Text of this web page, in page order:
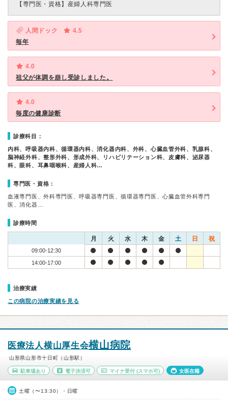
【専門医・資格】 産婦人科専門医
人間ドック
4.5
毎年
4.0
祖父が体調を崩し受診しました。
4.0
毎度の健康診断
診療科目：
内科、呼吸器内科、循環器内科、消化器内科、外科、心臓血管外科、乳腺科、
脳神経外科、整形外科、形成外科、リハビリテーション科、皮膚科、泌尿器
科、眼科、耳鼻咽喉科、産婦人科…
専門医・資格：
血液専門医、外科専門医、呼吸器専門医、循環器専門医、心臓血管外科専門
医、消化器…
診療時間
月 火 水 木 金 土 日 祝
09:00-12:30
14:00-17:00
治療実績
この病院の治療実績を見る
医療法人横山厚生会横山病院
山形県山形市十日町（山形駅）
駐車場あり 電子決済可 マイナ受付 (スマホ可) 女医在籍
土曜（〜13:30）・日曜